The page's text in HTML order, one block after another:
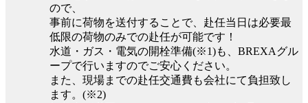
ので、
事前に荷物を送付することで、赴任当日は必要最
低限の荷物のみでの赴任が可能です！
水道・ガス・電気の開栓準備(※1)も、BREXAグル
ープで行いますのでご安心ください。
また、現場までの赴任交通費も会社にて負担致し
ます。(※2)